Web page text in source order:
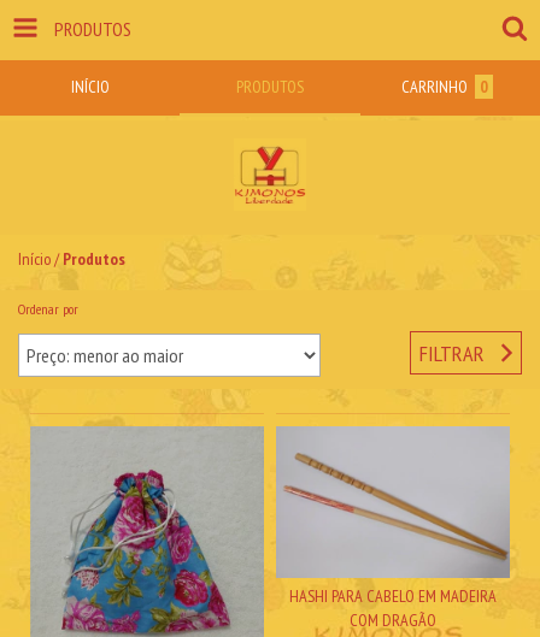
PRODUTOS
INÍCIO PRODUTOS CARRINHO 0
Início/ Produtos
Ordenar por
FILTRAR
HASHI PARA CABELO EM MADEIRA
COM DRAGÃO